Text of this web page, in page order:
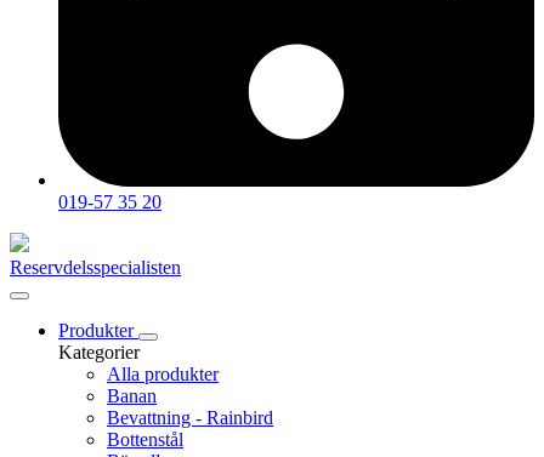
019-57 35 20
Reservdelsspecialisten
Produkter
Kategorier
Alla produkter
Banan
Bevattning - Rainbird
Bottenstål